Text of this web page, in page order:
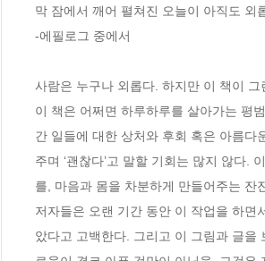
막 잠에서 깨어 펼쳐진 오늘이 아직도 외
-에필로그 중에서
사람은 누구나 외롭다. 하지만 이 책이
이 책은 어쩌면 하루하루를 살아가는 평
간 일들에 대한 상처와 후회 혹은 아름
주며 ‘괜찮다’고 말할 기회는 많지 않다.
를, 마음과 몸을 차분하게 만들어주는
저자들은 오랜 기간 동안 이 작업을 하면
았다고 고백한다. 그리고 이 그림과 글